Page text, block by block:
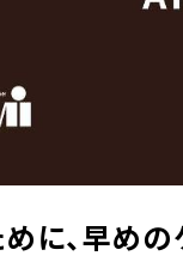
に、早めの